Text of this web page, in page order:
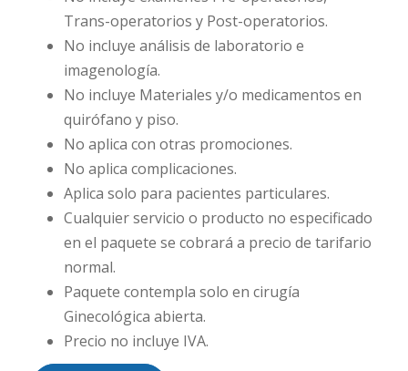
Trans-operatorios y Post-operatorios.
No incluye análisis de laboratorio e
imagenología.
No incluye Materiales y/o medicamentos en
quirófano y piso.
No aplica con otras promociones.
No aplica complicaciones.
Aplica solo para pacientes particulares.
Cualquier servicio o producto no especificado
en el paquete se cobrará a precio de tarifario
normal.
Paquete contempla solo en cirugía
Ginecológica abierta.
Precio no incluye IVA.